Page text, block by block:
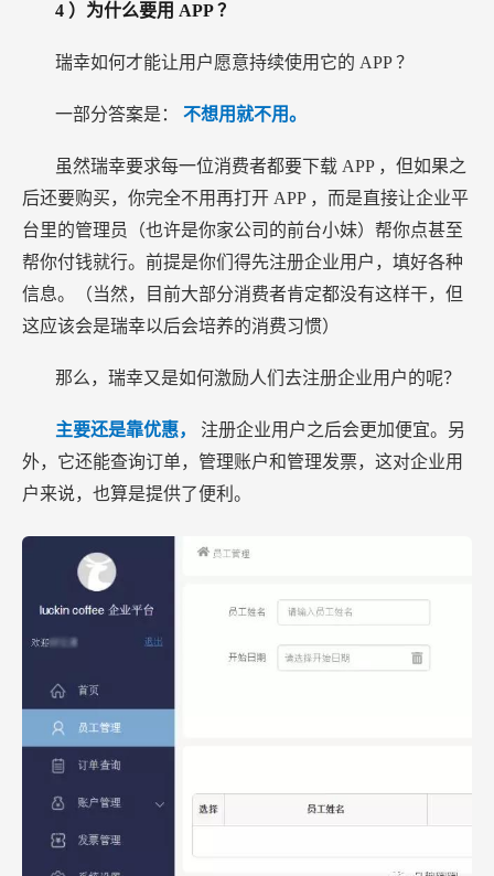
4 ）为什么要用APP？
瑞幸如何才能让用户愿意持续使用它的APP？
一部分答案是：不想用就不用。
虽然瑞幸要求每一位消费者都要下载APP ，但如果之
后还要购买，你完全不用再打开 APP ，而是直接让企业平
台里的管理员（也许是你家公司的前台小妹）帮你点甚至
帮你付钱就行。前提是你们得先注册企业用户，填好各种
信息。（当然，目前大部分消费者肯定都没有这样干，但
这应该会是瑞幸以后会培养的消费习惯）
那么，瑞幸又是如何激励人们去注册企业用户的呢？
主要还是靠优惠， 注册企业用户之后会更加便宜。另
外，它还能查询订单，管理账户和管理发票，这对企业用
户来说，也算是提供了便利。